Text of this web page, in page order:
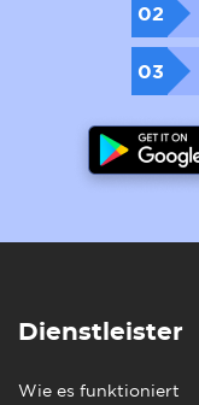
02
03
Dienstleister
Wie es funktioniert